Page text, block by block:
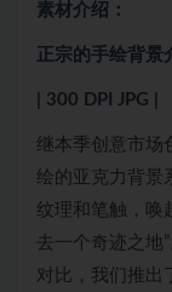
素材介绍：
正宗的手绘背景
| 300 DPI JPG |
继本季创意市场
绘的亚克力背景
纹理和笔触，唤
去一个奇迹之地
对比，我们推出